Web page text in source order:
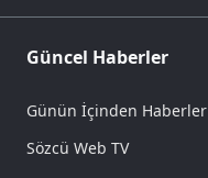
Güncel Haberler
Günün İçinden Haberler
Sözcü Web TV